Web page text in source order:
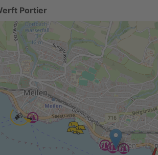
Portier